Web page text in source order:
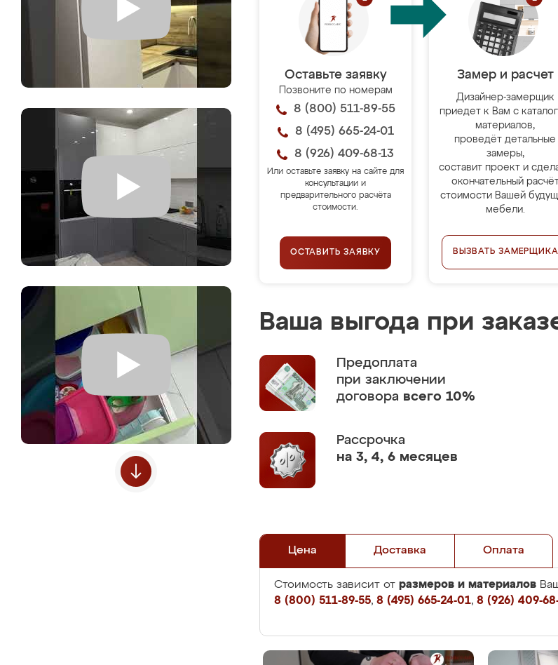
Оставьте заявку
Позвоните по номерам
8 (800) 511-89-55
8 (495) 665-24-01
8 (926) 409-68-13
Или оставьте заявку на сайте для
консультации и
предварительного расчёта
стоимости.
ОСТАВИТЬ ЗАЯВКУ
Замер и расчет
Дизайнер-замерщик
приедет к Вам с
материалов,
проведёт детальные
замеры,
составит проект и
окончательный
стоимости Вашей
мебели.
ВЫЗВАТЬ ЗАМЕРЩИКА
Ваша выгода при
Предоплата
при заключении
договора всего 10%
Рассрочка
на 3, 4, 6 месяцев
Цена Доставка Оплата
Стоимость зависит от размеров и материалов
8 (800) 511-89-55, 8 (495) 665-24-01, 8 (926) 409-